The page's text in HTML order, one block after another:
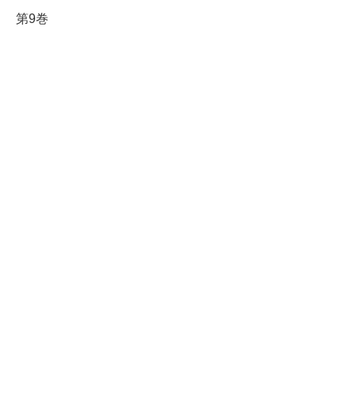
第9巻